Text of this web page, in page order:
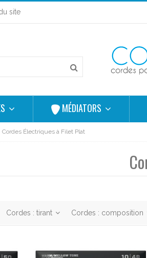
site
MÉDIATORS
Cordes Électriques à Filet Plat
Cordes : tirant Cordes : composition